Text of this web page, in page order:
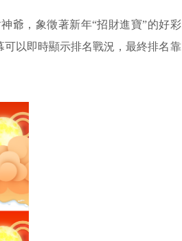
爺，象徵著新年“招財進寶”的好彩
以即時顯示排名戰況，最終排名靠